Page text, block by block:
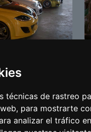
técnicas de rastreo
para mostrarte
analizar el tráfico